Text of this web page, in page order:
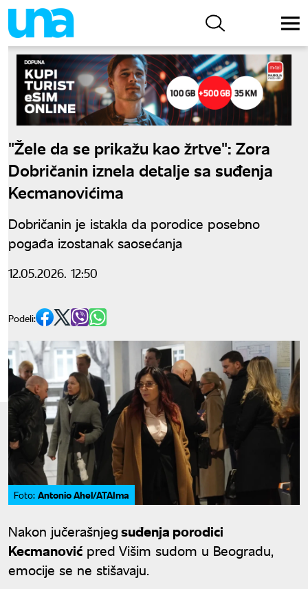
"Žele da se prikažu kao žrtve": Zora
Dobričanin iznela detalje sa suđenja
Kecmanovićima
Dobričanin je istakla da porodice posebno
pogađa izostanak saosećanja
12.05.2026. 12:50
Podeli:
Foto: Antonio Ahel/ATAIma
Nakon jučerašnjegsuđenja porodici
Kecmanović pred Višim sudom u Beogradu,
emocije se ne stišavaju.